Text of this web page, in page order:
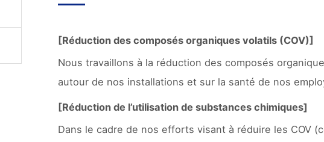
[Réduction des composés organiques volatils (COV)]
Nous travaillons à la réduction des composés
autour de nos installations et sur la santé de nos
[Réduction de l’utilisation de substances chimiques]
Dans le cadre de nos efforts visant à réduire les COV